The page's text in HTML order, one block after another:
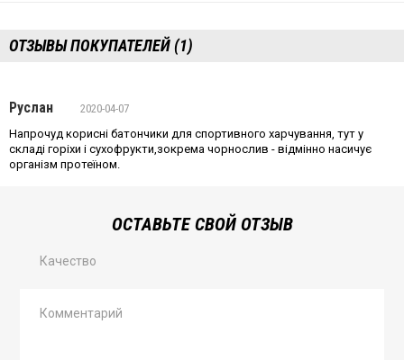
ОТЗЫВЫ ПОКУПАТЕЛЕЙ (1)
Руслан
2020-04-07
Напрочуд корисні батончики для спортивного харчування, тут у
складі горіхи і сухофрукти,зокрема чорнослив - відмінно насичує
організм протеїном.
ОСТАВЬТЕ СВОЙ ОТЗЫВ
Качество